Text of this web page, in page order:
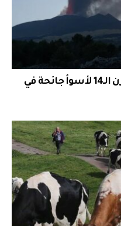
دراسة: هكذا مهّدت براكين القرن الـ14 لأسوأ جائحة في